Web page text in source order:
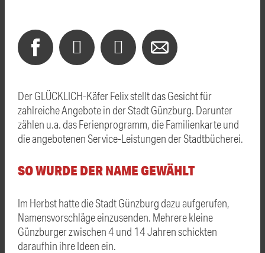
Der GLÜCKLICH-Käfer Felix stellt das Gesicht für
zahlreiche Angebote in der Stadt Günzburg. Darunter
zählen u.a. das Ferienprogramm, die Familienkarte und
die angebotenen Service-Leistungen der Stadtbücherei.
SO WURDE DER NAME GEWÄHLT
Im Herbst hatte die Stadt Günzburg dazu aufgerufen,
Namensvorschläge einzusenden. Mehrere kleine
Günzburger zwischen 4 und 14 Jahren schickten
daraufhin ihre Ideen ein.